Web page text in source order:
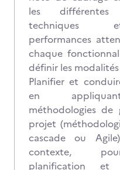
les différentes
performances
chaque
définir les
Planifier et
en
méthodologies de
projet
cascade ou
contexte,
planification et